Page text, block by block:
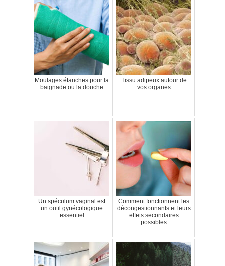
Moulages étanches pour la
baignade ou la douche
Tissu adipeux autour de
vos organes
Un spéculum vaginal est
un outil gynécologique
essentiel
Comment fonctionnent les
décongestionnants et leurs
effets secondaires
possibles